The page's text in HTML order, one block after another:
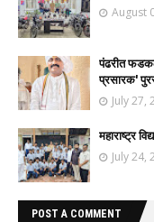
August
पंढरीत
प्रसारक'
July 27,
महाराष्ट्र
July 24,
POST A COMMENT